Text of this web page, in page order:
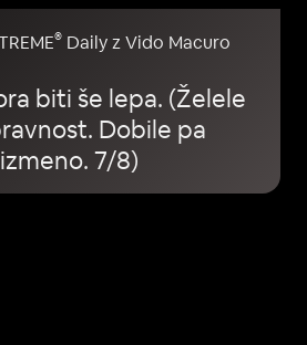
® Daily z Vido Macuro
biti še lepa. (Želele
Dobile pa
7/8)